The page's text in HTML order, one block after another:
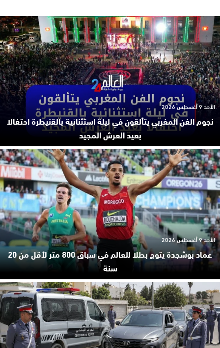
نجوم الفن المغربي يتألقون في ليلة استثنائية بالقنيطرة احتفالا
بعيد العرش المجيد
الأحد 9 أغسطس 2026
عماد بوشجدة يتوج بطلا للعالم في سباق 800 متر لأقل من 20
سنة
الأحد 9 أغسطس 2026